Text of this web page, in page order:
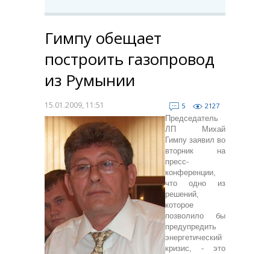
Гимпу обещает
построить газопровод
из Румынии
15.01.2009, 11:51 5
2127
Председатель
ЛП Михай
Гимпу заявил во
вторник на
пресс-
конференции,
что одно из
решений,
которое
позволило бы
предупредить
энергетический
кризис, - это